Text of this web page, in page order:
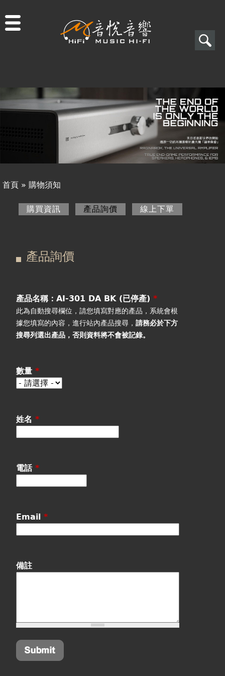
搜
表
單
搜
尋
商品一覽
二手專區
視聽專欄
購物須知
購買資訊
視聽室預約
線上商城
您
首頁 » 購物須知
引
標
購買資訊 產品詢價 (作用中頁籤)
線上下單
產品詢價
產品名稱：AI-301 DA BK (已停產)*
此為自動搜尋欄位，請您填寫對應的產品，系統會根
據您填寫的內容，進行站內產品搜尋，請務必於下方
搜尋列選出產品 ，否則資料將不會被記錄。
數量*
姓名*
電話*
Email*
備註